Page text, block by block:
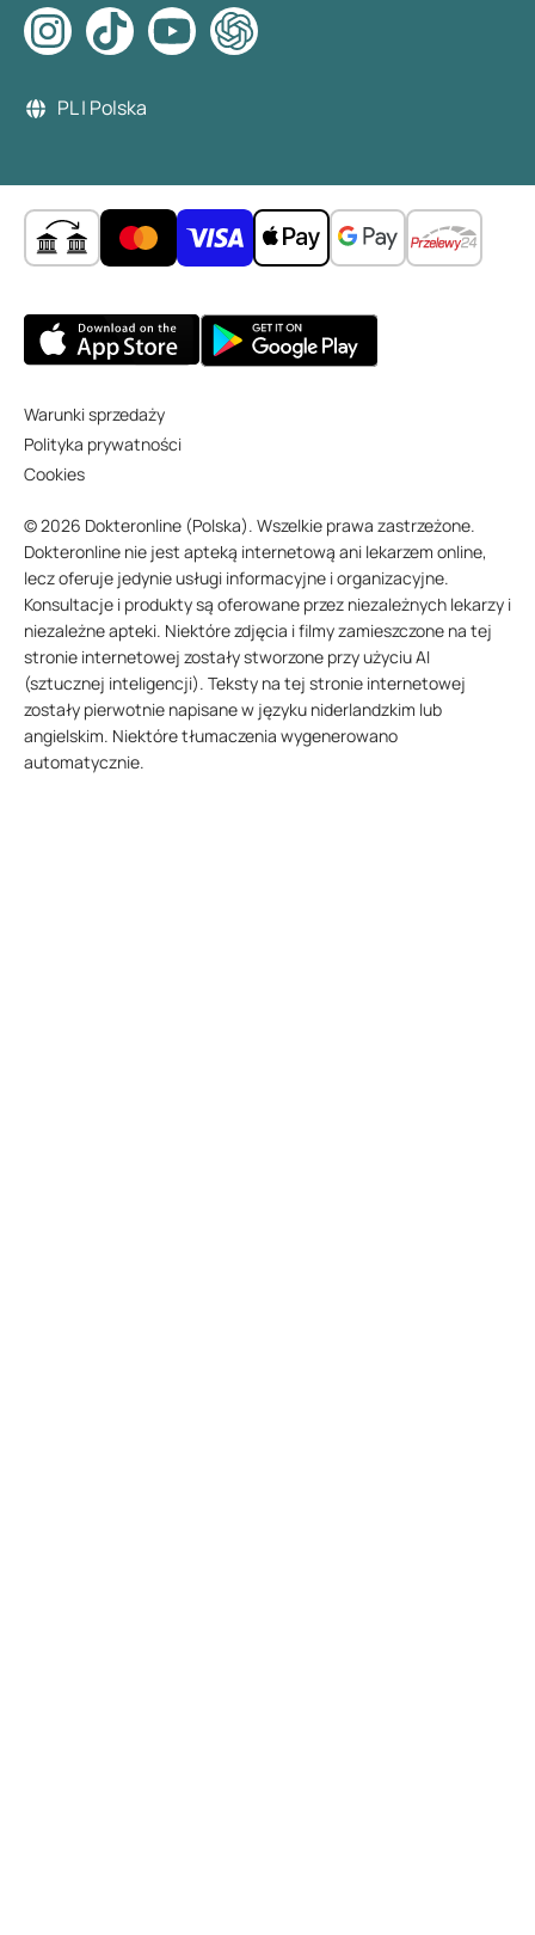
PL | Polska
Warunki sprzedaży
Polityka prywatności
Cookies
© 2026 Dokteronline (Polska). Wszelkie prawa zastrzeżone.
Dokteronline nie jest apteką internetową ani lekarzem online,
lecz oferuje jedynie usługi informacyjne i organizacyjne.
Konsultacje i produkty są oferowane przez niezależnych lekarzy i
niezależne apteki. Niektóre zdjęcia i filmy zamieszczone na tej
stronie internetowej zostały stworzone przy użyciu AI
(sztucznej inteligencji). Teksty na tej stronie internetowej
zostały pierwotnie napisane w języku niderlandzkim lub
angielskim. Niektóre tłumaczenia wygenerowano
automatycznie.